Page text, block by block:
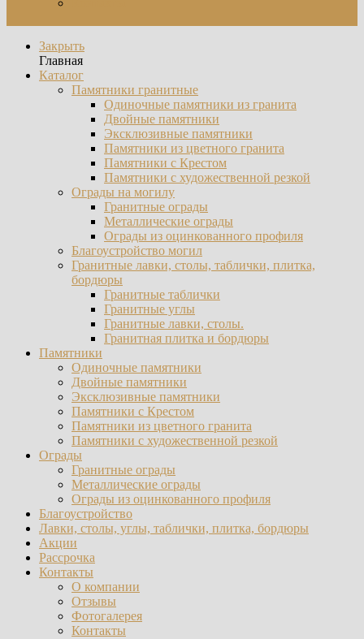
Закрыть
Главная
Каталог
Памятники гранитные
Одиночные памятники из гранита
Двойные памятники
Эксклюзивные памятники
Памятники из цветного гранита
Памятники с Крестом
Памятники с художественной резкой
Ограды на могилу
Гранитные ограды
Металлические ограды
Ограды из оцинкованного профиля
Благоустройство могил
Гранитные лавки, столы, таблички, плитка,
бордюры
Гранитные таблички
Гранитные углы
Гранитные лавки, столы.
Гранитная плитка и бордюры
Памятники
Одиночные памятники
Двойные памятники
Эксклюзивные памятники
Памятники с Крестом
Памятники из цветного гранита
Памятники с художественной резкой
Ограды
Гранитные ограды
Металлические ограды
Ограды из оцинкованного профиля
Благоустройство
Лавки, столы, углы, таблички, плитка, бордюры
Акции
Рассрочка
Контакты
О компании
Отзывы
Фотогалерея
Контакты